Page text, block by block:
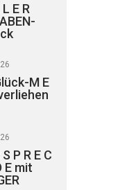
E R
M E
S P R E C
E mit